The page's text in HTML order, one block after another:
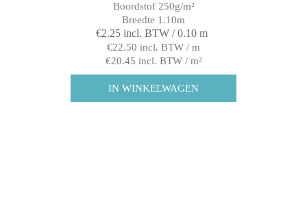
Boordstof 250g/m²
Breedte 1.10m
€2.25 incl. BTW / 0.10 m
€22.50 incl. BTW / m
€20.45 incl. BTW / m²